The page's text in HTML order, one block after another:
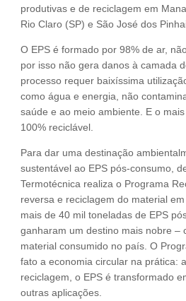
produtivas e de reciclagem em
Rio Claro (SP) e São José dos
O EPS é formado por 98% de ar,
por isso não gera danos à camada
processo requer baixíssima
como água e energia, não
saúde e ao meio ambiente. E o
100% reciclável.
Para dar uma destinação
sustentável ao EPS pós-consumo,
Termotécnica realiza o Programa
reversa e reciclagem do material
mais de 40 mil toneladas de EPS
ganharam um destino mais nobre –
material consumido no país. O
fato a economia circular na prática:
reciclagem, o EPS é transformado
outras aplicações.